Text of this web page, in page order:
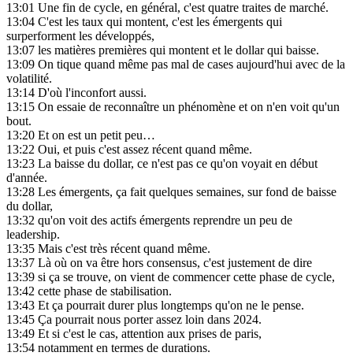
13:01 Une fin de cycle, en général, c'est quatre traites de marché.
13:04 C'est les taux qui montent, c'est les émergents qui
surperforment les développés,
13:07 les matières premières qui montent et le dollar qui baisse.
13:09 On tique quand même pas mal de cases aujourd'hui avec de la
volatilité.
13:14 D'où l'inconfort aussi.
13:15 On essaie de reconnaître un phénomène et on n'en voit qu'un
bout.
13:20 Et on est un petit peu…
13:22 Oui, et puis c'est assez récent quand même.
13:23 La baisse du dollar, ce n'est pas ce qu'on voyait en début
d'année.
13:28 Les émergents, ça fait quelques semaines, sur fond de baisse
du dollar,
13:32 qu'on voit des actifs émergents reprendre un peu de
leadership.
13:35 Mais c'est très récent quand même.
13:37 Là où on va être hors consensus, c'est justement de dire
13:39 si ça se trouve, on vient de commencer cette phase de cycle,
13:42 cette phase de stabilisation.
13:43 Et ça pourrait durer plus longtemps qu'on ne le pense.
13:45 Ça pourrait nous porter assez loin dans 2024.
13:49 Et si c'est le cas, attention aux prises de paris,
13:54 notamment en termes de durations.